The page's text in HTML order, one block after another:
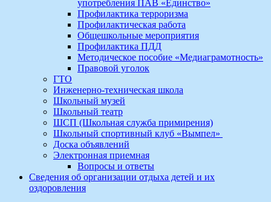
употребления ПАВ «Единство»
Профилактика терроризма
Профилактическая работа
Общешкольные мероприятия
Профилактика ПДД
Методическое пособие «Медиаграмотность»
Правовой уголок
ГТО
Инженерно-техническая школа
Школьный музей
Школьный театр
ШСП (Школьная служба примирения)
Школьный спортивный клуб «Вымпел»
Доска объявлений
Электронная приемная
Вопросы и ответы
Сведения об организации отдыха детей и их
оздоровления